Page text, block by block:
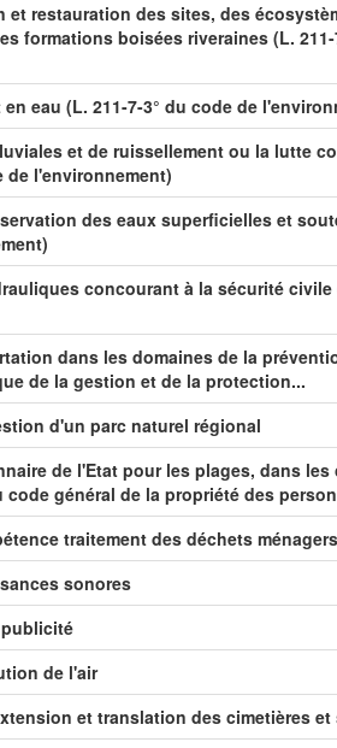
et restauration des sites, des
formations boisées riveraines (L.
eau (L. 211-7-3° du code de
et de ruissellement ou la lutte
de l'environnement)
des eaux superficielles et
concourant à la sécurité civile
dans les domaines de la
de la gestion et de la protection...
d'un parc naturel régional
de l'Etat pour les plages, dans
code général de la propriété des
traitement des déchets
sonores
de l'air
et translation des cimetières